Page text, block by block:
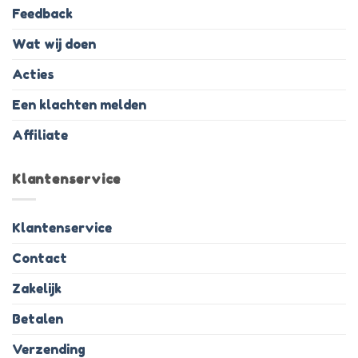
Feedback
Wat wij doen
Acties
Een klachten melden
Affiliate
Klantenservice
Klantenservice
Contact
Zakelijk
Betalen
Verzending